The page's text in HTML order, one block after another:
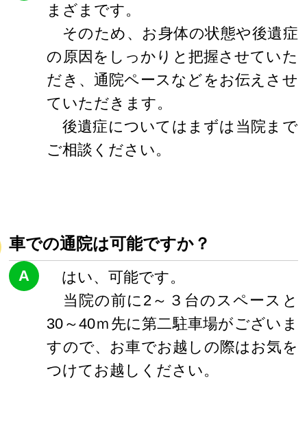
まざまです。
そのため、お身体の状態や後遺症
の原因をしっかりと把握させていた
だき、通院ペースなどをお伝えさせ
ていただきます。
後遺症についてはまずは当院まで
ご相談ください。
車での通院は可能ですか？
A
はい、可能です。
当院の前に2～３台のスペースと
30～40ｍ先に第二駐車場がございま
すので、お車でお越しの際はお気を
つけてお越しください。